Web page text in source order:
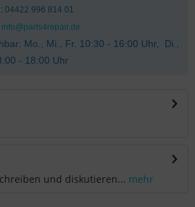
04422 996 814 01
info@parts4repair.de
Mo., Mi., Fr. 10:30 - 16:00 Uhr, Di.,
- 18:00 Uhr
und diskutieren... mehr